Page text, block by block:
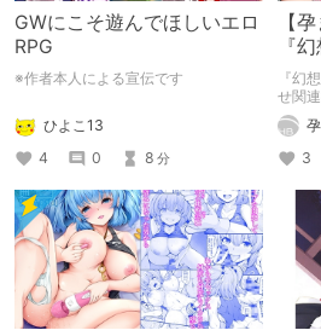
GWにこそ遊んでほしいエロ
RPG
※作者本人による宣伝です
ひよこ13
4
0 8 分
【
『
『幻
せ関
3